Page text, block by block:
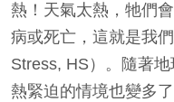
熱！天氣太熱，牠們
病或死亡，這就是我
Stress, HS）。隨著
熱緊迫的情境也變多